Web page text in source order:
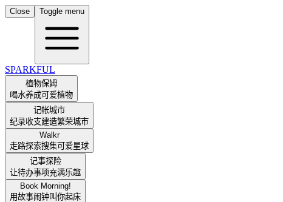
Close Toggle menu
SPARKFUL
植物保姆
喝水养成可爱植物
记帐城市
纪录收支建造繁荣城市
Walkr
走路探索搜集可爱星球
记事探险
让待办事项充满乐趣
Book Morning!
用故事闹钟叫你起床